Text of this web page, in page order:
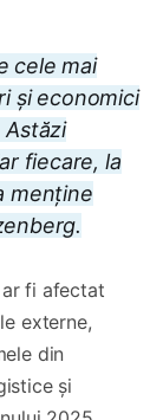
cele mai
și economici
Astăzi
fiecare, la
menține
fi afectat
externe,
din
și